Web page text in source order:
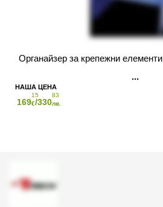
Органайзер за крепежни
169
15
€/330
83
лв.